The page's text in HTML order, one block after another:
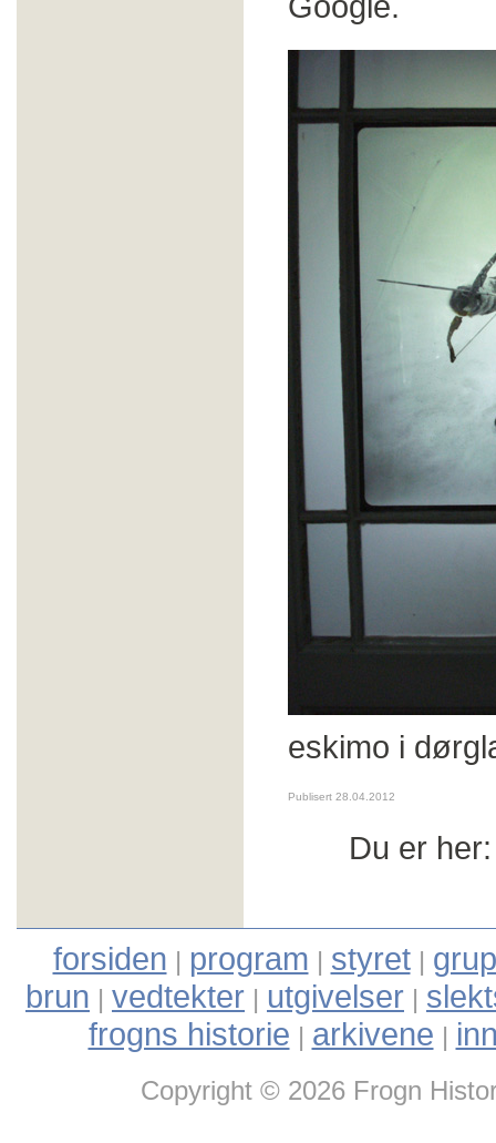
eskimo i
Publisert 28.04.2012
Du er
forsiden | program | styret|
brun | vedtekter | utgivelser |
frogns historie | arkivene |
Copyright © 2026 Frogn